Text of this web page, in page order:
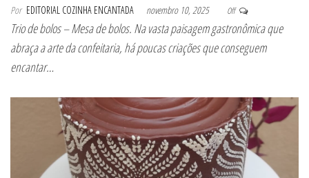
Por EDITORIAL COZINHA ENCANTADA novembro 10, 2025 Off
Trio de bolos – Mesa de bolos. Na vasta paisagem gastronômica que
abraça a arte da confeitaria, há poucas criações que conseguem
encantar…